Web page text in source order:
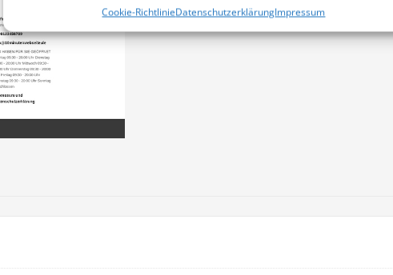
Cookie-RichtlinieDatenschutzerklärungImpressum